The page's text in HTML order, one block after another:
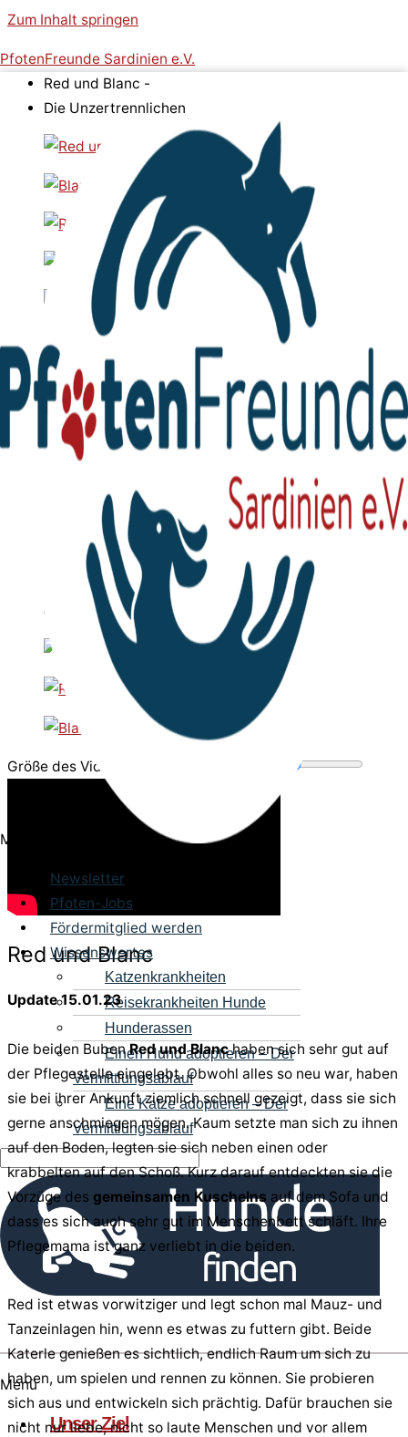
Zum Inhalt springen
PfotenFreunde Sardinien e.V.
Menü
Newsletter
Pfoten-Jobs
Fördermitglied werden
Wissenswertes
Katzenkrankheiten
Reisekrankheiten Hunde
Hunderassen
Einen Hund adoptieren – Der
Vermittlungsablauf
Eine Katze adoptieren – Der
Vermittlungsablauf
Menü
Unser Ziel
Red und Blanc -
Die Unzertrennlichen
Größe des Videobereichs anpassen
Red und Blanc
Update 15.01.23
Die beiden BubenRed und Blanchaben sich sehr gut auf
der Pflegestelle eingelebt. Obwohl alles so neu war, haben
sie bei ihrer Ankunft ziemlich schnell gezeigt, dass sie sich
gerne anschmiegen mögen. Kaum setzte man sich zu ihnen
auf den Boden, legten sie sich neben einen oder
krabbelten auf den Schoß. Kurz darauf entdeckten sie die
Vorzüge des gemeinsamen Kuschelns auf dem Sofa und
dass es sich auch sehr gut im Menschenbett schläft. Ihre
Pflegemama ist ganz verliebt in die beiden.
Red ist etwas vorwitziger und legt schon mal Mauz- und
Tanzeinlagen hin, wenn es etwas zu futtern gibt. Beide
Katerle genießen es sichtlich, endlich Raum um sich zu
haben, um spielen und rennen zu können. Sie probieren
sich aus und entwickeln sich prächtig. Dafür brauchen sie
nicht nur liebe, nicht so laute Menschen und vor allem